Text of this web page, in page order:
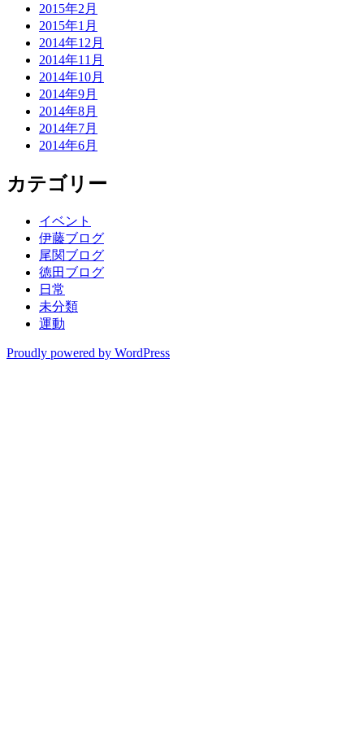
2015年2月
2015年1月
2014年12月
2014年11月
2014年10月
2014年9月
2014年8月
2014年7月
2014年6月
カテゴリー
イベント
伊藤ブログ
尾関ブログ
徳田ブログ
日常
未分類
運動
Proudly powered by WordPress